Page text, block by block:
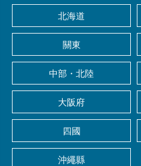
北海道
關東
中部・北陸
大阪府
四國
沖繩縣